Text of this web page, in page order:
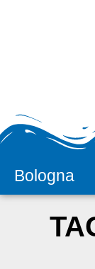
Bologna